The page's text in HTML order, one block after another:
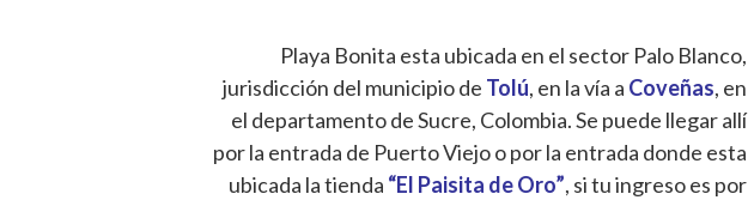
Playa Bonita esta ubicada en el sector Palo Blanco,
jurisdicción del municipio de Tolú, en la vía a Coveñas, en
el departamento de Sucre, Colombia. Se puede llegar allí
por la entrada de Puerto Viejo o por la entrada donde esta
ubicada la tienda “El Paisita de Oro”, si tu ingreso es por